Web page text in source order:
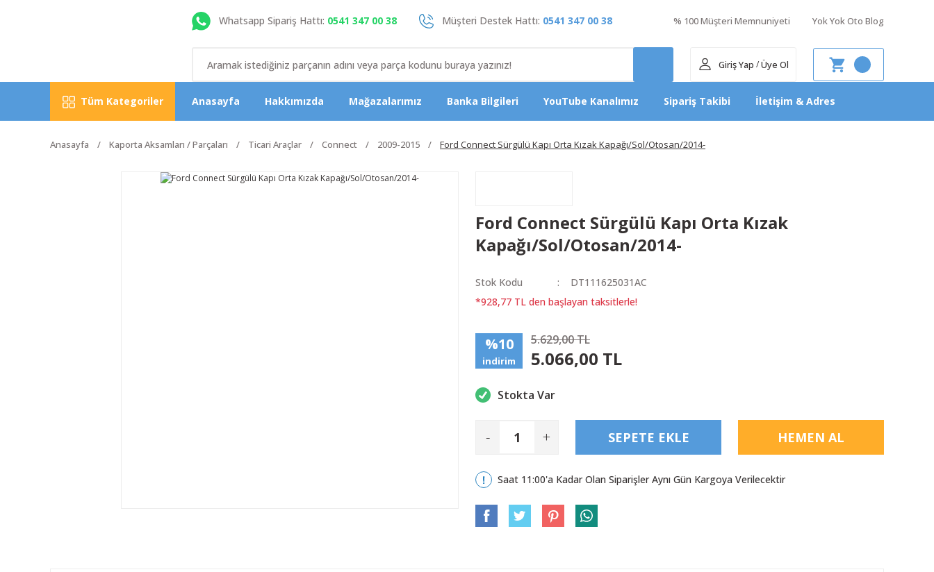
Whatsapp Sipariş Hattı: 0541 347 00 38 Müşteri Destek Hattı: 0541 347 00 38 % 100 Müşteri Memnuniyeti Yok Yok Oto Blog
Giriş Yap /Üye Ol
Tüm Kategoriler Anasayfa Hakkımızda Mağazalarımız Banka Bilgileri YouTube Kanalımız Sipariş Takibi İletişim & Adres
Anasayfa Kaporta Aksamları / Parçaları Ticari Araçlar Connect 2009-2015 Ford Connect Sürgülü Kapı Orta Kızak Kapağı/Sol/Otosan/2014-
Ford Connect Sürgülü Kapı Orta Kızak
Kapağı/Sol/Otosan/2014-
Stok Kodu
DT111625031AC
*928,77 TL den başlayan taksitlerle!
%10
indirim
5.629,00 TL
5.066,00 TL
Stokta Var
- + SEPETE EKLE HEMEN AL
Saat 11:00'a Kadar Olan Siparişler Aynı Gün Kargoya Verilecektir